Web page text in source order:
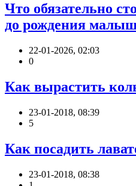
Что обязательно
до рождения
22-01-2026, 02:03
0
Как вырастить
23-01-2018, 08:39
5
Как посадить
23-01-2018, 08:38